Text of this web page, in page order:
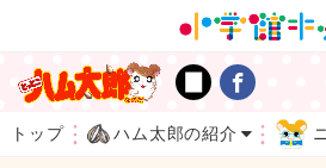
トップ ハム太郎の紹介